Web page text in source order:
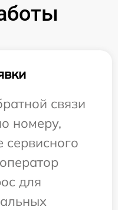
связи
номеру,
сервисного
для